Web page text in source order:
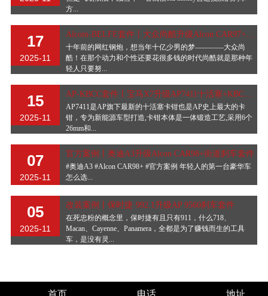
方...
17
2025-11
Alcom-BELFE套件丨大众尚酷升级Alcon CAR97+六活
十年前的网红钢炮，想当年十亿少男的梦————大众尚
酷！在那个动力和个性还要花很多钱的时代尚酷就是那种年
轻人只要努...
15
2025-11
AP-KBCC套件丨宝马X7升级AP7411十活塞+KBCC金博碳
AP7411是AP旗下最新的十活塞卡钳也是AP史上最大的卡
钳，专为新能源车型打造,卡钳本体是一体锻造工艺,采用6个
26mm和...
07
2025-11
官方案例丨奥迪A3升级Alcon CAR98+街道刹车套件
#奥迪A3 #Alcon CAR98+ #官方案例 年轻人的第一台豪华车
怎么选...
05
2025-11
改装案例丨保时捷·992.1升级AP 9560刹车套件
在死忠粉的概念里，保时捷有且只有911，什么718、
Macan、Cayenne、Panamera，全都是为了赚钱而生的工具
车，是没有灵...
首页 电话 地址